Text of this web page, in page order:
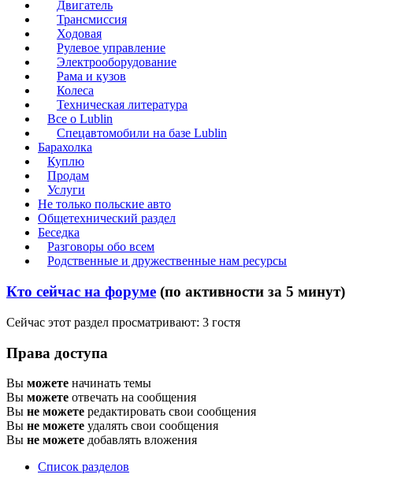
Двигатель
Трансмиссия
Ходовая
Рулевое управление
Электрооборудование
Рама и кузов
Колеса
Техническая литература
Все о Lublin
Спецавтомобили на базе Lublin
Барахолка
Куплю
Продам
Услуги
Не только польские авто
Общетехнический раздел
Беседка
Разговоры обо всем
Родственные и дружественные нам ресурсы
Кто сейчас на форуме (по активности за 5 минут)
Сейчас этот раздел просматривают: 3 гостя
Права доступа
Вы можете начинать темы
Вы можете отвечать на сообщения
Вы не можете редактировать свои сообщения
Вы не можете удалять свои сообщения
Вы не можете добавлять вложения
Список разделов